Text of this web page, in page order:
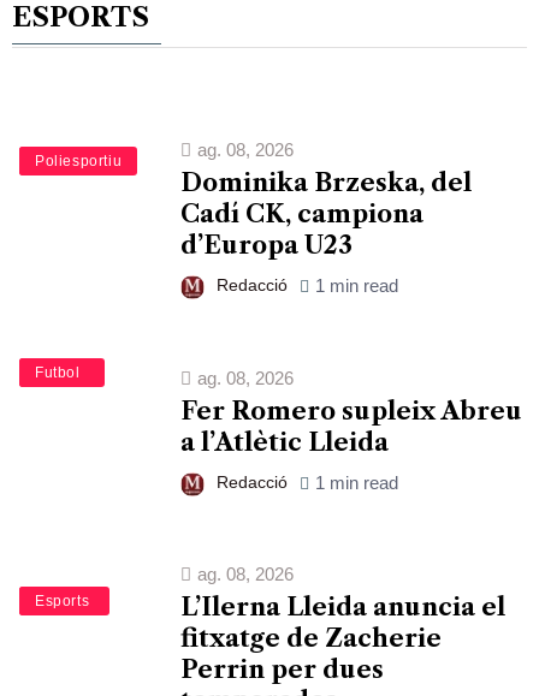
ESPORTS
Esports
Poliesportiu
ag. 08, 2026
Dominika Brzeska, del
Cadí CK, campiona
d’Europa U23
Redacció 1 min read
Esports
Futbol ag. 08, 2026
Fer Romero supleix Abreu
a l’Atlètic Lleida
Redacció 1 min read
Bàsquet
Esports
ag. 08, 2026
L’Ilerna Lleida anuncia el
fitxatge de Zacherie
Perrin per dues